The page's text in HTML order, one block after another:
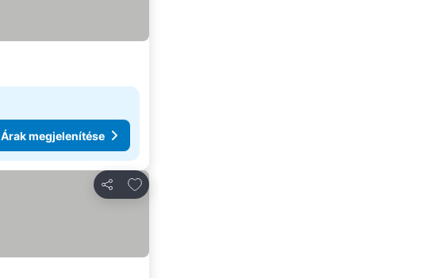
Árak megjelenítése
Megosztás
Hozzáadás a kedvencekhez